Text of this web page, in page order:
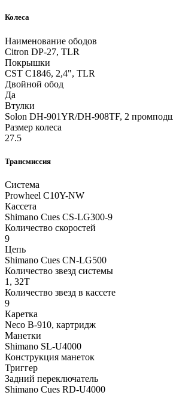
Колеса
Наименование ободов
Citron DP-27, TLR
Покрышки
CST C1846, 2,4", TLR
Двойной обод
Да
Втулки
Solon DH-901YR/DH-908TF, 2
Размер колеса
27.5
Трансмиссия
Система
Prowheel C10Y-NW
Кассета
Shimano Cues CS-LG300-9
Количество скоростей
9
Цепь
Shimano Cues CN-LG500
Количество звезд системы
1, 32T
Количество звезд в кассете
9
Каретка
Neco B-910, картридж
Манетки
Shimano SL-U4000
Конструкция манеток
Триггер
Задний переключатель
Shimano Cues RD-U4000